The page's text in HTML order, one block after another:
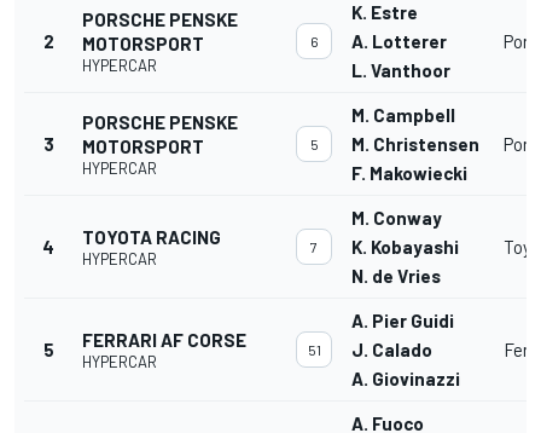
2
PORSCHE PENSKE
MOTORSPORT
HYPERCAR
6
K. Estre
A. Lotterer
L. Vanthoor
3
PORSCHE PENSKE
MOTORSPORT
HYPERCAR
5
M. Campbell
M. Christensen
F. Makowiecki
4 TOYOTA RACING
HYPERCAR
7
M. Conway
K. Kobayashi
N. de Vries
5 FERRARI AF CORSE
HYPERCAR
51
A. Pier Guidi
J. Calado
A. Giovinazzi
A. Fuoco